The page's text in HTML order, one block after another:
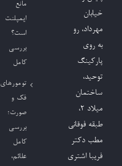
خیابان
مهرداد، رو
به روی
پارکینگ
توحید،
ساختمان
میلاد ٢،
طبقه فوقانی
مطب دکتر
فریبا اشتری
مانع
ایمپلنت
است؟
بررسی
کامل
تومورهای
فک و
صورت؛
بررسی
کامل
علائم،